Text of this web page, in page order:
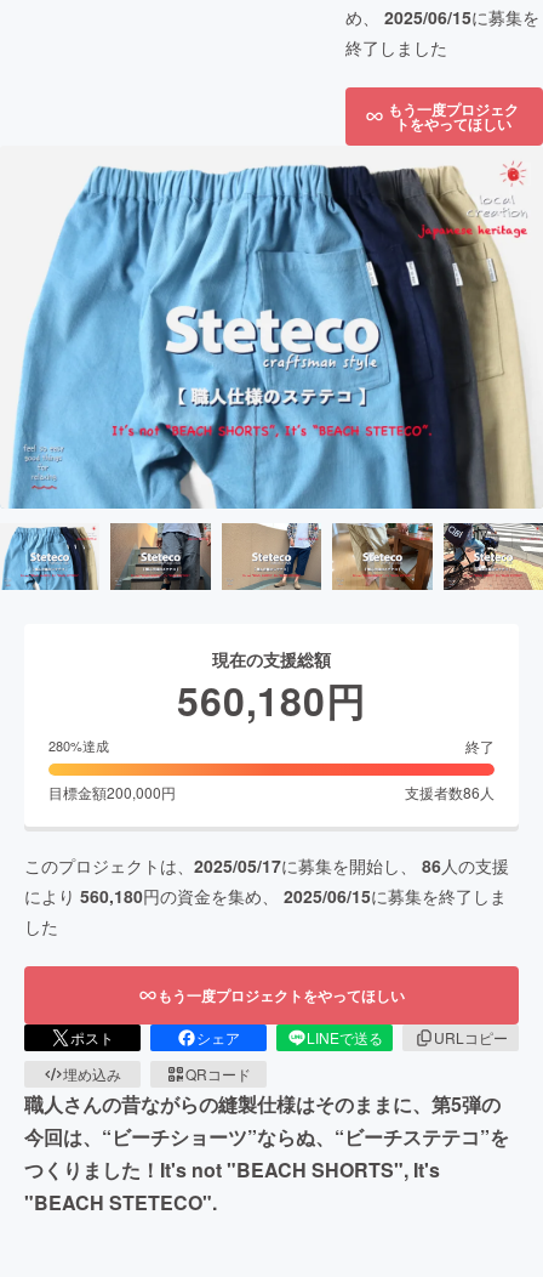
め、 2025/06/15に募集を
終了しました
もう一度プロジェク
トをやってほしい
現在の支援総額
560,180円
280%達成 終了
目標金額200,000円 支援者数86 人
このプロジェクトは、 2025/05/17に募集を開始し、 86人の支援
により 560,180円の資金を集め、 2025/06/15に募集を終了しま
した
もう一度プロジェクトをやってほしい
ポスト シェア LINEで送る
URLコピー
埋め込み
QRコード
職人さんの昔ながらの縫製仕様はそのままに、第5弾の
今回は、“ビーチショーツ”ならぬ、“ビーチステテコ”を
つくりました！It's not "BEACH SHORTS", It's
"BEACH STETECO".